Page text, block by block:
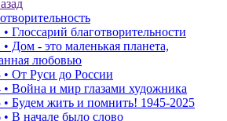
• Глоссарий благотворительности
• Дом - это маленькая планета,
любовью
• От Руси до России
• Война и мир глазами художника
• Будем жить и помнить! 1945-2025
• В начале было слово